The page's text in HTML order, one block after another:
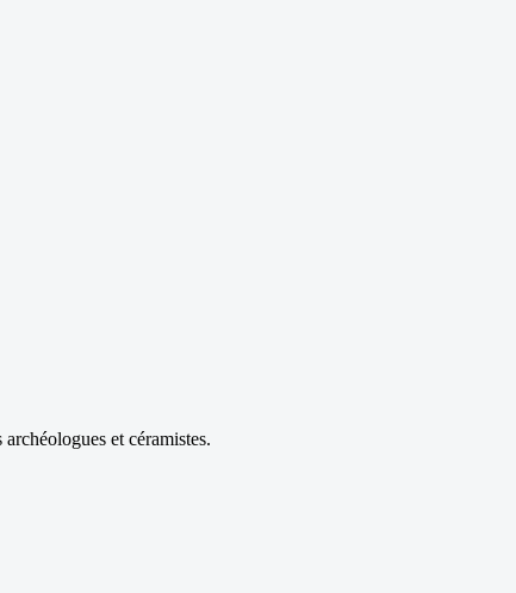
et céramistes.